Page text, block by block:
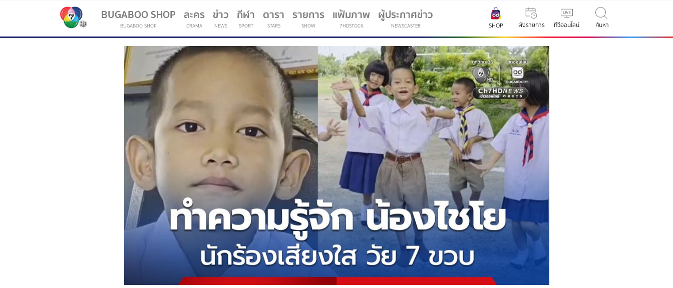
BUGABOO SHOP
BUGABOO SHOP
ละคร
DRAMA
ข่าว
NEWS
กีฬา
SPORT
(current)
ดารา
STARS
รายการ
SHOW
แฟ้มภาพ
7HDSTOCK
ผู้ประกาศข่าว
NEWSCASTER SHOP ผังรายการ ทีวีออนไลน์ ค้นหา